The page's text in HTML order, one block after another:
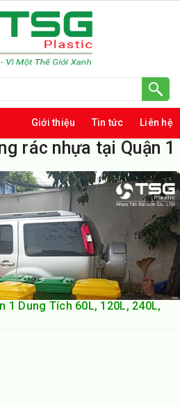
Giới thiệu Tin tức Liên hệ
rác nhựa tại Quận 1
1 Dung Tích 60L, 120L, 240L,